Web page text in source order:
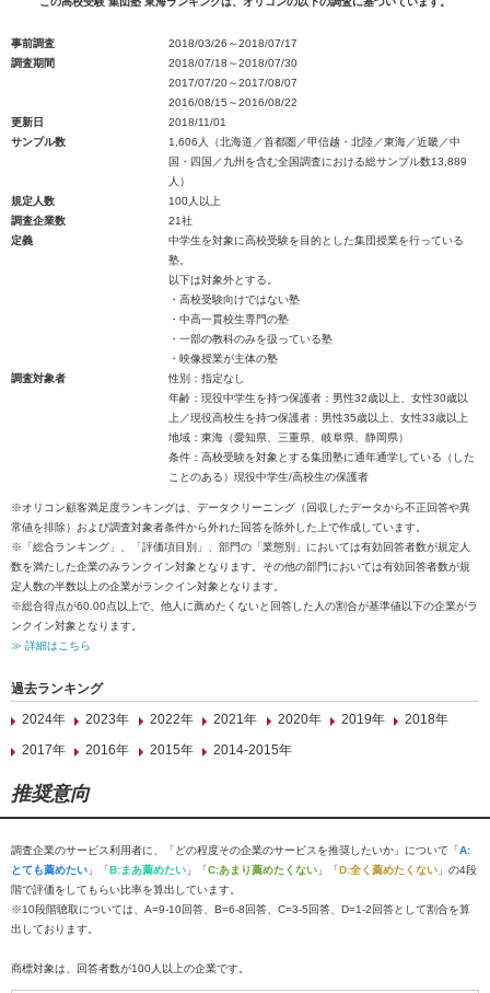
事前調査
2018/03/26～2018/07/17
調査期間
2018/07/18～2018/07/30
2017/07/20～2017/08/07
2016/08/15～2016/08/22
更新日
2018/11/01
サンプル数
1,606人（北海道／首都圏／甲信越・北陸／東海／近畿／中
国・四国／九州を含む全国調査における総サンプル数13,889
人）
規定人数
100人以上
調査企業数
21社
定義
中学生を対象に高校受験を目的とした集団授業を行っている
塾。
以下は対象外とする。
・高校受験向けではない塾
・中高一貫校生専門の塾
・一部の教科のみを扱っている塾
・映像授業が主体の塾
調査対象者
性別：指定なし
年齢：現役中学生を持つ保護者：男性32歳以上、女性30歳以
上／現役高校生を持つ保護者：男性35歳以上、女性33歳以上
地域：東海（愛知県、三重県、岐阜県、静岡県）
条件：高校受験を対象とする集団塾に通年通学している（した
ことのある）現役中学生/高校生の保護者
※オリコン顧客満足度ランキングは、データクリーニング（回収したデータから不正回答や異
常値を排除）および調査対象者条件から外れた回答を除外した上で作成しています。
※「総合ランキング」、「評価項目別」、部門の「業態別」においては有効回答者数が規定人
数を満たした企業のみランクイン対象となります。その他の部門においては有効回答者数が規
定人数の半数以上の企業がランクイン対象となります。
※総合得点が60.00点以上で、他人に薦めたくないと回答した人の割合が基準値以下の企業がラ
ンクイン対象となります。
≫ 詳細はこちら
過去ランキング
2024年
2023年 2022年 2021年 2020年 2019年
2018年
2017年
2016年 2015年 2014-2015年
推奨意向
調査企業のサービス利用者に、「どの程度その企業のサービスを推奨したいか」について「A:
とても薦めたい 」「B:まあ薦めたい 」「C:あまり薦めたくない 」「D:全く薦めたくない 」の4段
階で評価をしてもらい比率を算出しています。
※10段階聴取については、A=9-10回答、B=6-8回答、C=3-5回答、D=1-2回答として割合を算
出しております。
商標対象は、回答者数が100人以上の企業です。